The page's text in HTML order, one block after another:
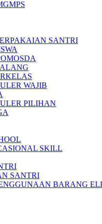
SANTRI
WAJIB
PILIHAN
SKILL
SANTRI
BARANG